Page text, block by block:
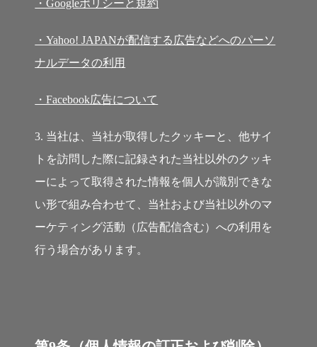
・Googleポリシーと規約
・Yahoo! JAPANが配信する広告などへのパーソ
ナルデータの利用
・Facebook広告について
3. 当社は、当社が取得したクッキーと、他サイ
トを訪問した際に記録された当社以外のクッキ
ーによって取得された情報を個人が識別できな
い形で組み合わせて、当社および当社以外のマ
ーケティング活動（広告配信含む）への利用を
行う場合があります。